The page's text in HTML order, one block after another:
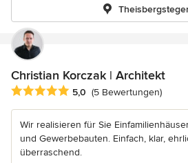
Christian Korczak | Architekt
Durchschnittliche Bewertung: 5 von
5,0 (5 Bewertungen)
Wir realisieren für Sie
und Gewerbebauten. Einfach, klar,
überraschend.